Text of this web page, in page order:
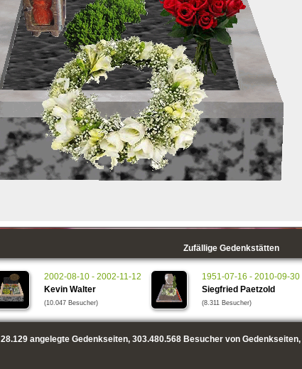
Zufällige Gedenkstätten
2002-08-10 - 2002-11-12
Kevin Walter
(10.047 Besucher)
1951-07-16 - 2010-09-30
Siegfried Paetzold
(8.311 Besucher)
28.129angelegte Gedenkseiten, 303.480.568Besucher von Gedenkseiten,